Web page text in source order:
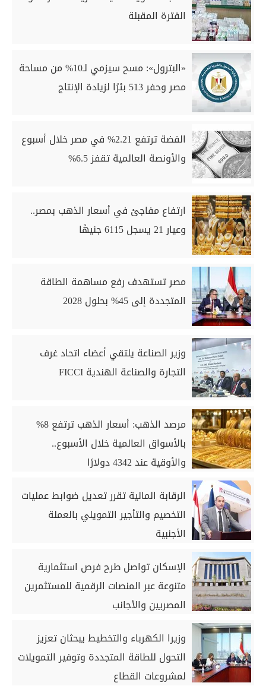
الفترة المقبلة
«البترول»: مسح سيزمي لـ10% من مساحة
مصر وحفر 513 بئرًا لزيادة الإنتاج
الفضة ترتفع 2.21% في مصر خلال أسبوع
والأونصة العالمية تقفز 6.5%
ارتفاع مفاجئ في أسعار الذهب بمصر..
وعيار 21 يسجل 6115 جنيهًا
مصر تستهدف رفع مساهمة الطاقة
المتجددة إلى 45% بحلول 2028
وزير الصناعة يلتقي أعضاء اتحاد غرف
التجارة والصناعة الهندية FICCI
مرصد الذهب: أسعار الذهب ترتفع 8%
بالأسواق العالمية خلال الأسبوع..
والأوقية عند 4342 دولارًا
الرقابة المالية تقرر تعديل ضوابط عمليات
التخصيم والتأجير التمويلي بالعملة
الأجنبية
الإسكان تواصل طرح فرص استثمارية
متنوعة عبر المنصات الرقمية للمستثمرين
المصريين والأجانب
وزيرا الكهرباء والتخطيط يبحثان تعزيز
التحول للطاقة المتجددة وتوفير التمويلات
لمشروعات القطاع